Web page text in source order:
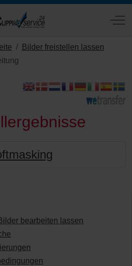
Off-
Bilder freistellen lassen
bearbeiten lassen